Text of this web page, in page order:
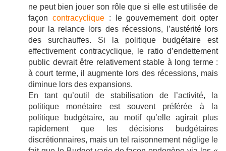
ne peut bien jouer son rôle que si elle est utilisée de
façon contracyclique : le gouvernement doit opter
pour la relance lors des récessions, l’austérité lors
des surchauffes. Si la politique budgétaire est
effectivement contracyclique, le ratio d’endettement
public devrait être relativement stable à long terme :
à court terme, il augmente lors des récessions, mais
diminue lors des expansions.
En tant qu’outil de stabilisation de l’activité, la
politique monétaire est souvent préférée à la
politique budgétaire, au motif qu’elle agirait plus
rapidement que les décisions budgétaires
discrétionnaires, mais un tel raisonnement néglige le